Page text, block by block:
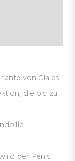
von Ciales.
die bis zu
der Penis